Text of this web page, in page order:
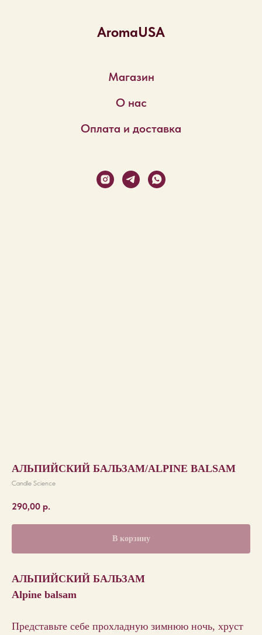
AromaUSA
Магазин
О нас
Оплата и доставка
АЛЬПИЙСКИЙ БАЛЬЗАМ/ALPINE BALSAM
Candle Science
290,00 р.
В корзину
АЛЬПИЙСКИЙ БАЛЬЗАМ
Alpine balsam
Представьте себе прохладную зимнюю ночь, хруст